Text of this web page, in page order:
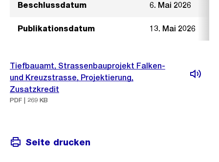
Beschlussdatum 6. Mai 2026
Publikationsdatum 13. Mai 2026
Tiefbauamt, Strassenbauprojekt Falken-
und Kreuzstrasse, Projektierung,
Zusatzkredit
PDF | 269 KB
Seite drucken